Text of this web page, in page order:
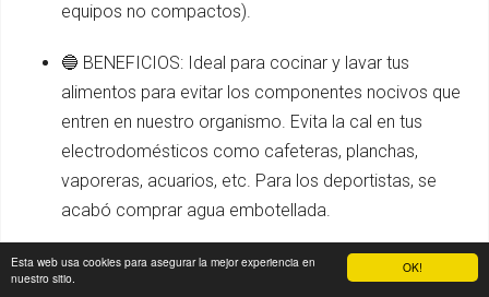
OK!
Esta web usa cookies para asegurar la mejor experiencia en
nuestro sitio.
equipos no compactos).
🔵 BENEFICIOS: Ideal para cocinar y lavar tus
alimentos para evitar los componentes nocivos que
entren en nuestro organismo. Evita la cal en tus
electrodomésticos como cafeteras, planchas,
vaporeras, acuarios, etc. Para los deportistas, se
acabó comprar agua embotellada.
🟡 ENCUENTRA INSTRUCCIONES DETALLADAS Y